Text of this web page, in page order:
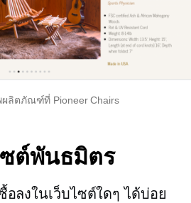
ผลิตภัณฑ์ที่ Pioneer Chairs
ต์พันธมิตร
ลงในเว็บไซต์ใดๆ ได้บ่อย